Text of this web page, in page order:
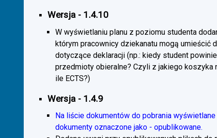
Wersja - 1.4.10
W wyświetlaniu planu z poziomu studenta
którym pracownicy dziekanatu mogą umieścić
dotyczące deklaracji (np.: kiedy student
przedmioty obieralne? Czyli z jakiego koszyka
ile ECTS?)
Wersja - 1.4.9
Na liście dokumentów do pobrania
dokumenty oznaczone jako - opublikowane.